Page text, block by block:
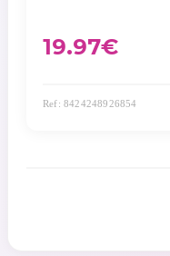
19.97€
Ref: 8424248926854